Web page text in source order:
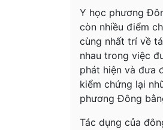
Y học phương
còn nhiều điểm
cùng nhất trí về
nhau trong việc
phát hiện và đưa
kiểm chứng lại
phương Đông
Tác dụng của